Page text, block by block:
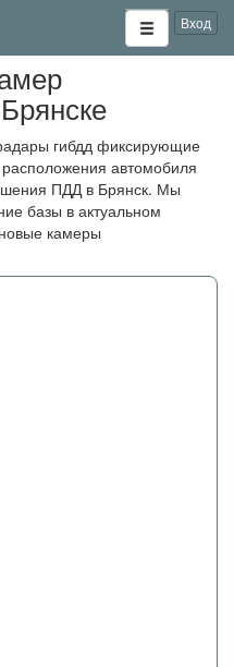
Вход
гибдд фиксирующие
автомобиля
ПДД в Брянск. Мы
базы в актуальном
камеры